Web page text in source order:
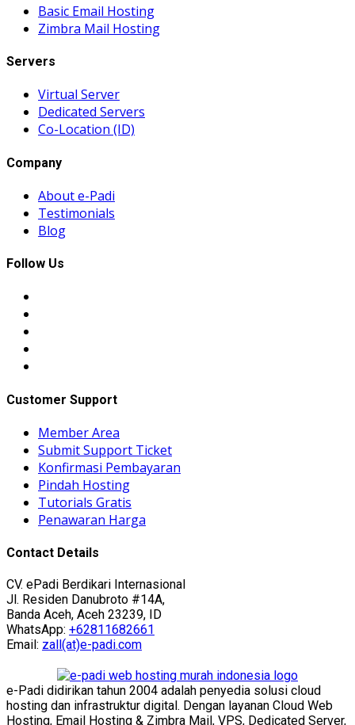
Basic Email Hosting
Zimbra Mail Hosting
Servers
Virtual Server
Dedicated Servers
Co-Location (ID)
Company
About e-Padi
Testimonials
Blog
Follow Us
Customer Support
Member Area
Submit Support Ticket
Konfirmasi Pembayaran
Pindah Hosting
Tutorials Gratis
Penawaran Harga
Contact Details
CV. ePadi Berdikari Internasional
Jl. Residen Danubroto #14A,
Banda Aceh, Aceh 23239, ID
WhatsApp: +62811682661
Email: zall(at)e-padi.com
e-Padi didirikan tahun 2004 adalah penyedia solusi cloud
hosting dan infrastruktur digital. Dengan layanan Cloud Web
Hosting, Email Hosting & Zimbra Mail, VPS, Dedicated Server,